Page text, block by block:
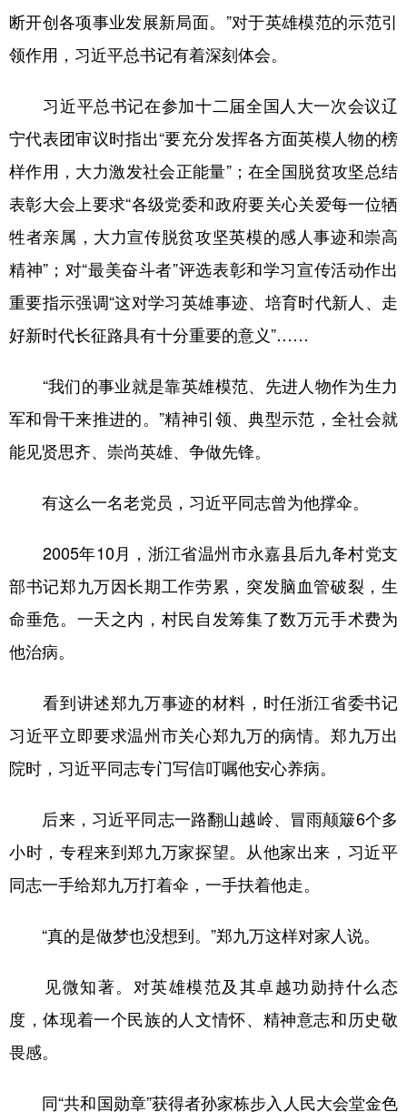
断开创各项事业发展新局面。”对于英雄模范的示范引
领作用，习近平总书记有着深刻体会。
习近平总书记在参加十二届全国人大一次会议辽
宁代表团审议时指出“要充分发挥各方面英模人物的榜
样作用，大力激发社会正能量”；在全国脱贫攻坚总结
表彰大会上要求“各级党委和政府要关心关爱每一位牺
牲者亲属，大力宣传脱贫攻坚英模的感人事迹和崇高
精神”；对“最美奋斗者”评选表彰和学习宣传活动作出
重要指示强调“这对学习英雄事迹、培育时代新人、走
好新时代长征路具有十分重要的意义”……
“我们的事业就是靠英雄模范、先进人物作为生力
军和骨干来推进的。”精神引领、典型示范，全社会就
能见贤思齐、崇尚英雄、争做先锋。
有这么一名老党员，习近平同志曾为他撑伞。
2005年10月，浙江省温州市永嘉县后九夅村党支
部书记郑九万因长期工作劳累，突发脑血管破裂，生
命垂危。一天之内，村民自发筹集了数万元手术费为
他治病。
看到讲述郑九万事迹的材料，时任浙江省委书记
习近平立即要求温州市关心郑九万的病情。郑九万出
院时，习近平同志专门写信叮嘱他安心养病。
后来，习近平同志一路翻山越岭、冒雨颠簸6个多
小时，专程来到郑九万家探望。从他家出来，习近平
同志一手给郑九万打着伞，一手扶着他走。
“真的是做梦也没想到。”郑九万这样对家人说。
见微知著。对英雄模范及其卓越功勋持什么态
度，体现着一个民族的人文情怀、精神意志和历史敬
畏感。
同“共和国勋章”获得者孙家栋步入人民大会堂金色